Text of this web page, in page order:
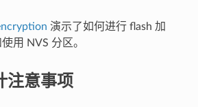
演示了如何进行 flash 加
用 NVS 分区。
注意事项